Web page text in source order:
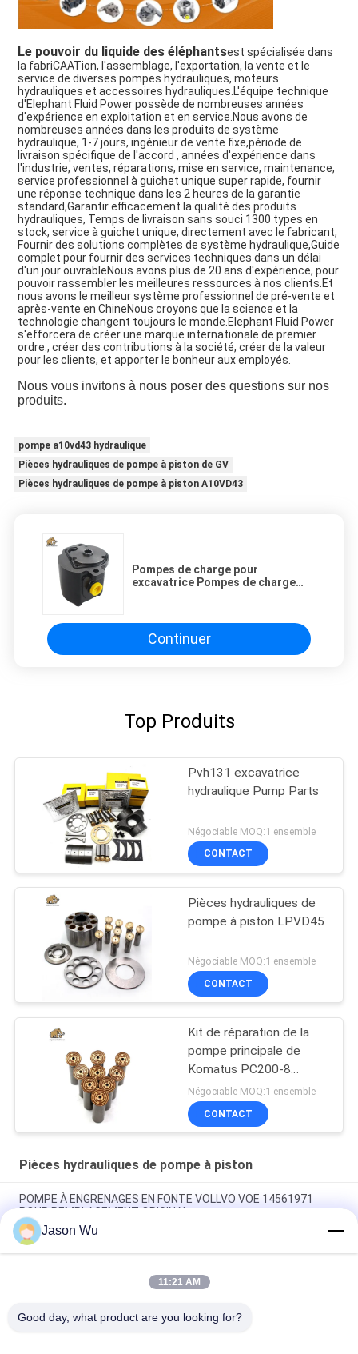
Le pouvoir du liquide des éléphantsest spécialisée dans
la fabriCAATion, l'assemblage, l'exportation, la vente et le
service de diverses pompes hydrauliques, moteurs
hydrauliques et accessoires hydrauliques.L'équipe technique
d'Elephant Fluid Power possède de nombreuses années
d'expérience en exploitation et en service.Nous avons de
nombreuses années dans les produits de système
hydraulique, 1-7 jours, ingénieur de vente fixe,période de
livraison spécifique de l'accord , années d'expérience dans
l'industrie, ventes, réparations, mise en service, maintenance,
service professionnel à guichet unique super rapide, fournir
une réponse technique dans les 2 heures de la garantie
standard,Garantir efficacement la qualité des produits
hydrauliques, Temps de livraison sans souci 1300 types en
stock, service à guichet unique, directement avec le fabricant,
Fournir des solutions complètes de système hydraulique,Guide
complet pour fournir des services techniques dans un délai
d'un jour ouvrableNous avons plus de 20 ans d'expérience, pour
pouvoir rassembler les meilleures ressources à nos clients.Et
nous avons le meilleur système professionnel de pré-vente et
après-vente en ChineNous croyons que la science et la
technologie changent toujours le monde.Elephant Fluid Power
s'efforcera de créer une marque internationale de premier
ordre., créer des contributions à la société, créer de la valeur
pour les clients, et apporter le bonheur aux employés.
Nous vous invitons à nous poser des questions sur nos
produits.
pompe a10vd43 hydraulique
Pièces hydrauliques de pompe à piston de GV
Pièces hydrauliques de pompe à piston A10VD43
Pompes de charge pour
excavatrice Pompes de charge
Continuer
Top Produits
Pvh131 excavatrice
hydraulique Pump Parts
Négociable MOQ:1 ensemble
CONTACT
Pièces hydrauliques de
pompe à piston LPVD45
Négociable MOQ:1 ensemble
CONTACT
Kit de réparation de la
pompe principale de
Komatus PC200-8
Pompes hydrauliques
Négociable MOQ:1 ensemble
CONTACT
Pièces hydrauliques de pompe à piston
POMPE À ENGRENAGES EN FONTE VOLLVO VOE 14561971
POUR REMPLACEMENT ORIGINAL
POMPE À ENGRENAGES EN FONTE VOLLVO VOE 14537295
POUR REMPLACEMENT ORIGINAL
Pompes à engrenages en fonte VOLLVO VOE 14782798 pour le
Jason Wu
11:21 AM
Good day, what product are you looking for?